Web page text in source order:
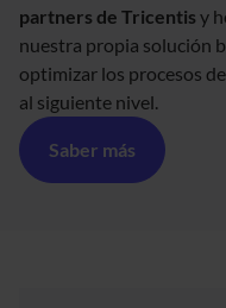
partners de Tricentis y
nuestra propia solución
optimizar los procesos
al siguiente nivel.
Saber más